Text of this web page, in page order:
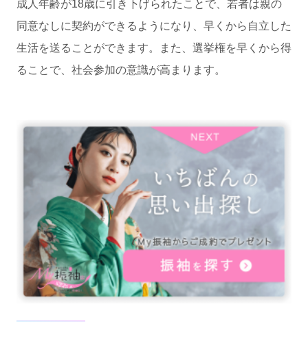
成人年齢が18歳に引き下げられたことで、若者は親の
同意なしに契約ができるようになり、早くから自立した
生活を送ることができます。また、選挙権を早くから得
ることで、社会参加の意識が高まります。